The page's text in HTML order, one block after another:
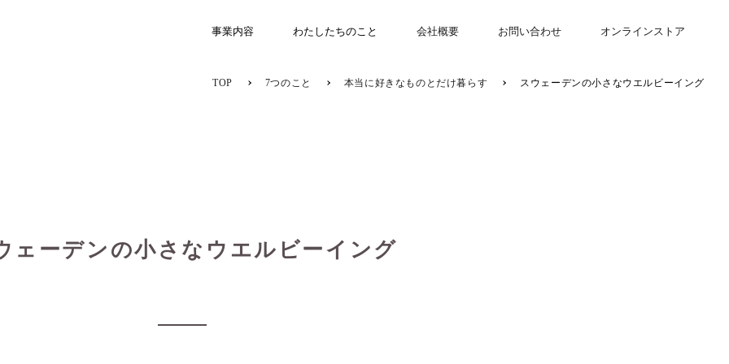
事業内容 わたしたちのこと 会社概要 お問い合わせ オンラインストア
TOP 7つのこと 本当に好きなものとだけ暮らす スウェーデンの小さなウエルビーイング
ェーデンの小さなウエルビーイング